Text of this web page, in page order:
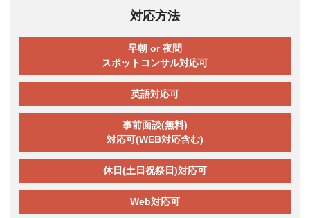
対応方法
早朝 or 夜間
スポットコンサル対応可
英語対応可
事前面談(無料)
対応可(WEB対応含む)
休日(土日祝祭日)対応可
Web対応可